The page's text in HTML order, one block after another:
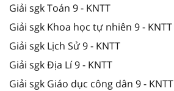
Giải sgk Toán 9 - KNTT
Giải sgk Khoa học tự nhiên 9 - KNTT
Giải sgk Lịch Sử 9 - KNTT
Giải sgk Địa Lí 9 - KNTT
Giải sgk Giáo dục công dân 9 - KNTT